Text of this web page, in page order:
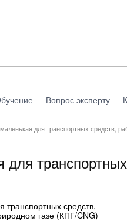
Вопрос эксперту
для транспортных средств,
для